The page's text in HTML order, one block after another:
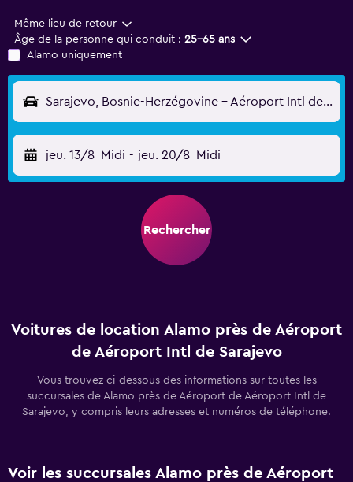
Même lieu de retour
Âge de la personne qui conduit : 25-65 ans
Alamo uniquement
Sarajevo, Bosnie-Herzégovine - Aéroport Intl de Sarajevo (SJJ)
jeu. 13/8 Midi - jeu. 20/8 Midi
Rechercher
Voitures de location Alamo près de Aéroport
de Aéroport Intl de Sarajevo
Vous trouvez ci-dessous des informations sur toutes les
succursales de Alamo près de Aéroport de Aéroport Intl de
Sarajevo, y compris leurs adresses et numéros de téléphone.
Voir les succursales Alamo près de Aéroport